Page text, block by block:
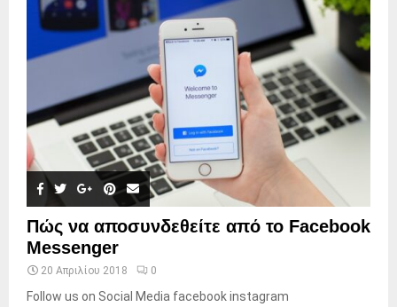
Πώς να αποσυνδεθείτε από το Facebook
Messenger
20 Απριλίου 2018 0
Follow us on Social Media facebook instagram